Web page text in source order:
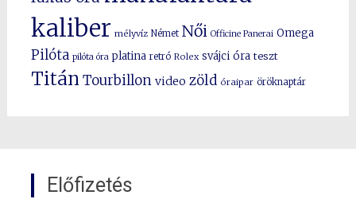
kaliber mélyvíz Német Női Officine Panerai Omega
Pilóta pilóta óra platina retró Rolex svájci óra teszt
Titán Tourbillon video zöld óraipar öröknaptár
Előfizetés